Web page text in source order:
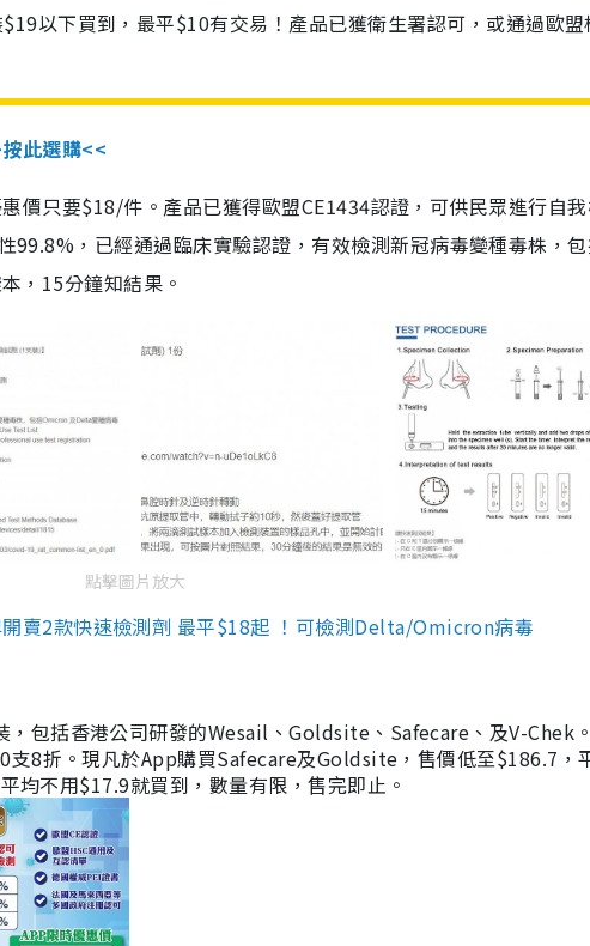
以下買到，最平$10有交易！產品已獲衛生署認可，或通過歐盟
此選購<<
價只要$18/件。產品已獲得歐盟CE1434認證，可供民眾進行自
99.8%，已經通過臨床實驗認證，有效檢測新冠病毒變種毒株，
，15分鐘知結果。
點擊圖片放大
賣2款快速檢測劑 最平$18起 ！可檢測Delta/Omicron病毒
，包括香港公司研發的Wesail、Goldsite、Safecare、及V-Chek
支8折。現凡於App購買Safecare及Goldsite，售價低至$186.7，
均不用$17.9就買到，數量有限，售完即止。